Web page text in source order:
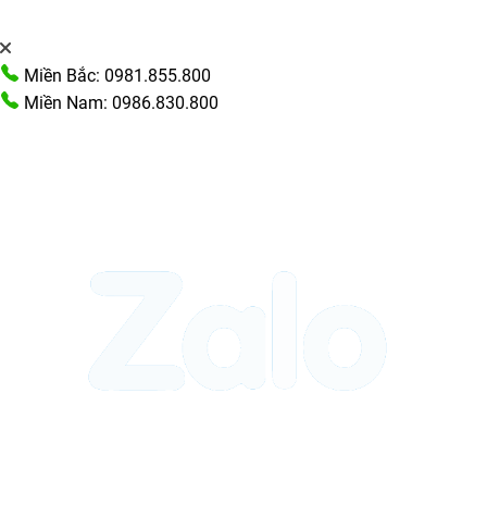
Miền Bắc: 0981.855.800
Miền Nam: 0986.830.800